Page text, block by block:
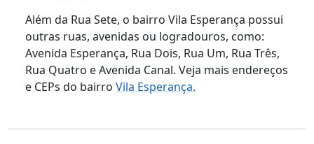
Além da Rua Sete, o bairro Vila Esperança possui
outras ruas, avenidas ou logradouros, como:
Avenida Esperança, Rua Dois, Rua Um, Rua Três,
Rua Quatro e Avenida Canal. Veja mais endereços
e CEPs do bairro Vila Esperança.